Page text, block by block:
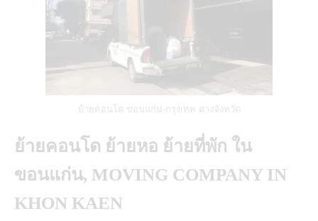
ย้ายคอนโด ขอนแก่น-กรุงเทพ ต่างจังหวัด
ย้ายคอนโด ย้ายหอ ย้ายที่พัก ใน
ขอนแก่น, MOVING COMPANY IN
KHON KAEN